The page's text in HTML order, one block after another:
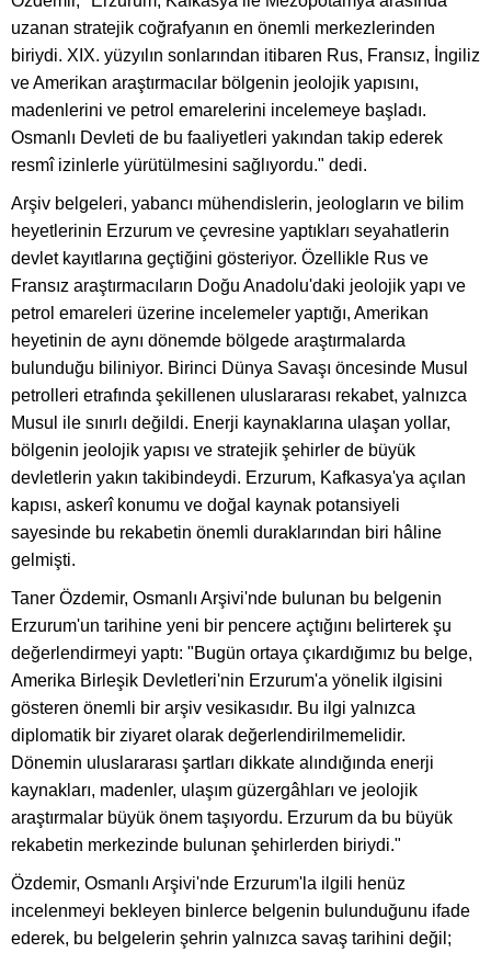
uzanan stratejik coğrafyanın en önemli merkezlerinden
biriydi. XIX. yüzyılın sonlarından itibaren Rus, Fransız, İngiliz
ve Amerikan araştırmacılar bölgenin jeolojik yapısını,
madenlerini ve petrol emarelerini incelemeye başladı.
Osmanlı Devleti de bu faaliyetleri yakından takip ederek
resmî izinlerle yürütülmesini sağlıyordu." dedi.
Arşiv belgeleri, yabancı mühendislerin, jeologların ve bilim
heyetlerinin Erzurum ve çevresine yaptıkları seyahatlerin
devlet kayıtlarına geçtiğini gösteriyor. Özellikle Rus ve
Fransız araştırmacıların Doğu Anadolu'daki jeolojik yapı ve
petrol emareleri üzerine incelemeler yaptığı, Amerikan
heyetinin de aynı dönemde bölgede araştırmalarda
bulunduğu biliniyor. Birinci Dünya Savaşı öncesinde Musul
petrolleri etrafında şekillenen uluslararası rekabet, yalnızca
Musul ile sınırlı değildi. Enerji kaynaklarına ulaşan yollar,
bölgenin jeolojik yapısı ve stratejik şehirler de büyük
devletlerin yakın takibindeydi. Erzurum, Kafkasya'ya açılan
kapısı, askerî konumu ve doğal kaynak potansiyeli
sayesinde bu rekabetin önemli duraklarından biri hâline
gelmişti.
Taner Özdemir, Osmanlı Arşivi'nde bulunan bu belgenin
Erzurum'un tarihine yeni bir pencere açtığını belirterek şu
değerlendirmeyi yaptı: "Bugün ortaya çıkardığımız bu belge,
Amerika Birleşik Devletleri'nin Erzurum'a yönelik ilgisini
gösteren önemli bir arşiv vesikasıdır. Bu ilgi yalnızca
diplomatik bir ziyaret olarak değerlendirilmemelidir.
Dönemin uluslararası şartları dikkate alındığında enerji
kaynakları, madenler, ulaşım güzergâhları ve jeolojik
araştırmalar büyük önem taşıyordu. Erzurum da bu büyük
rekabetin merkezinde bulunan şehirlerden biriydi."
Özdemir, Osmanlı Arşivi'nde Erzurum'la ilgili henüz
incelenmeyi bekleyen binlerce belgenin bulunduğunu ifade
ederek, bu belgelerin şehrin yalnızca savaş tarihini değil;